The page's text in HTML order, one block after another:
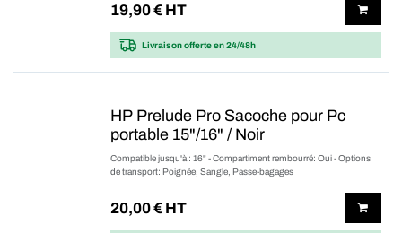
19,90€ HT
Livraison offerteen 24/48h
HP Prelude Pro Sacoche pour Pc
portable 15"/16" / Noir
Compatible jusqu'à : 16" - Compartiment rembourré: Oui - Options
de transport: Poignée, Sangle, Passe-bagages
20,00€ HT